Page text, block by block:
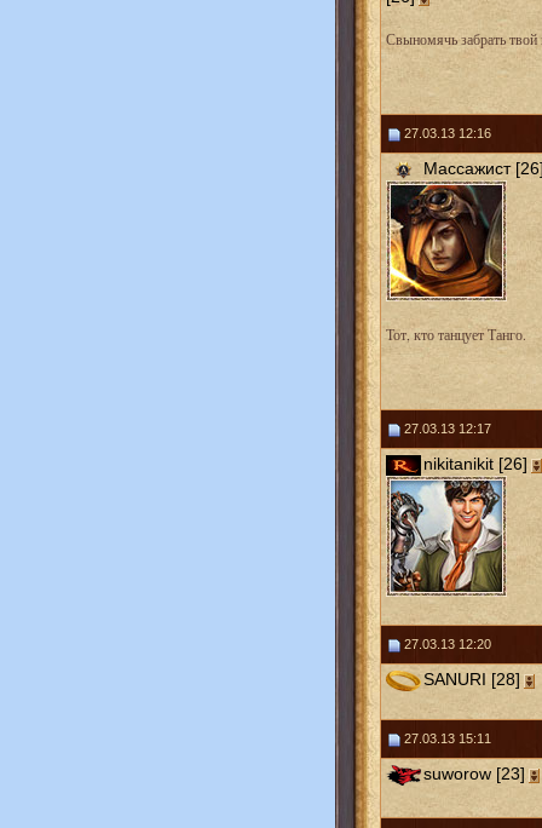
Свыномячь забрать
27.03.13 12:16
Массажист
Тот, кто танцует Танго.
27.03.13 12:17
nikitanikit [26]
27.03.13 12:20
SANURI [28]
27.03.13 15:11
suworow [23]